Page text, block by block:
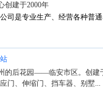
创建于2000年
司是专业生产、经营各种普
的后花园——临安市区。创建
门、伸缩门、挡车器、别墅...